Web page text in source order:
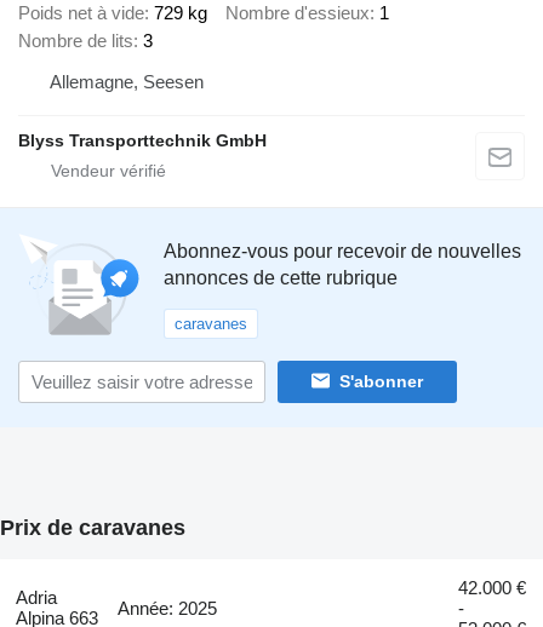
Poids net à vide 729 kg Nombre d'essieux 1
Nombre de lits 3
Allemagne, Seesen
Blyss Transporttechnik GmbH
Abonnez-vous pour recevoir de nouvelles
annonces de cette rubrique
caravanes
S'abonner
Prix de caravanes
Adria
Alpina 663
Année: 2025
42.000 €
-